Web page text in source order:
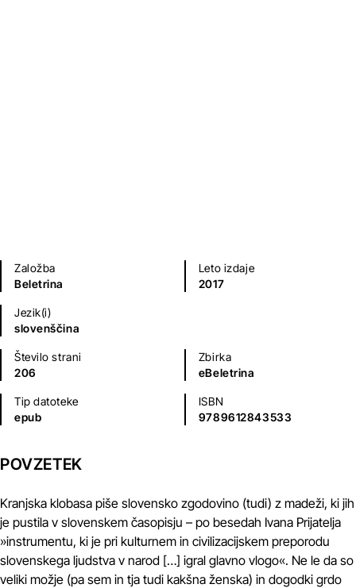
Založba
Beletrina
Leto izdaje
2017
Jezik(i)
slovenščina
Število strani
206
Zbirka
eBeletrina
Tip datoteke
epub
ISBN
9789612843533
POVZETEK
Kranjska klobasa piše slovensko zgodovino (tudi) z madeži, ki jih
je pustila v slovenskem časopisju – po besedah Ivana Prijatelja
»instrumentu, ki je pri kulturnem in civilizacijskem preporodu
slovenskega ljudstva v narod […] igral glavno vlogo«. Ne le da so
veliki možje (pa sem in tja tudi kakšna ženska) in dogodki grdo